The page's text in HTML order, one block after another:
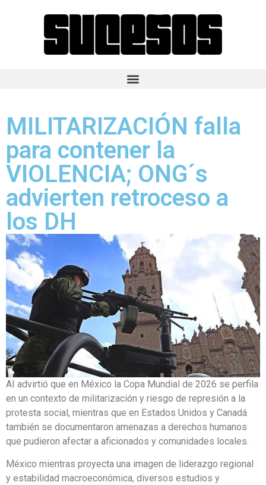
MILITARIZACIÓN falla
para contener la
VIOLENCIA; ONG´s
advierten retroceso a
los DH
AI advirtió que en México la Copa Mundial de 2026 se perfila
en un contexto de militarización y riesgo de represión a la
protesta social, mientras que en Estados Unidos y Canadá
también se documentaron amenazas a derechos humanos
que pudieron afectar a aficionados y comunidades locales.
México mientras proyecta una imagen de liderazgo regional
y estabilidad macroeconómica, diversos estudios y